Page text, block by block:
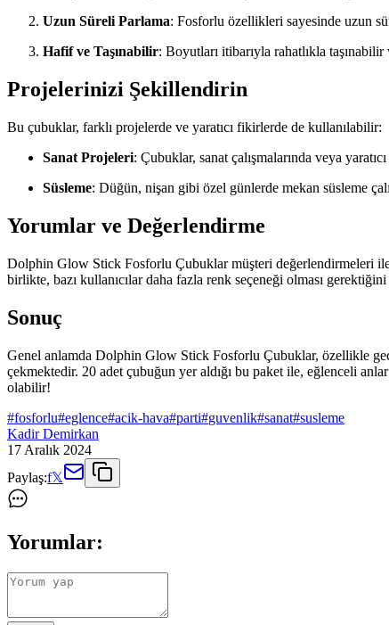
Uzun Süreli Parlama: Fosforlu özellikleri sayesinde uzun
Hafif ve Taşınabilir: Boyutları itibarıyla rahatlıkla
Projelerinizi Şekillendirin
Bu çubuklar, farklı projelerde ve yaratıcı fikirlerde de kullanılabilir:
Sanat Projeleri: Çubuklar, sanat çalışmalarında veya
Süsleme: Düğün, nişan gibi özel günlerde mekan süsleme
Yorumlar ve Değerlendirme
Dolphin Glow Stick Fosforlu Çubuklar müşteri değerlendirmeleri ile
birlikte, bazı kullanıcılar daha fazla renk seçeneği olması
Sonuç
Genel anlamda Dolphin Glow Stick Fosforlu Çubuklar, özellikle
çekmektedir. 20 adet çubuğun yer aldığı bu paket ile, eğlenceli
olabilir!
#fosforlu#eglence#acik-hava#parti#guvenlik#sanat#susleme
Kadir Demirkan
17 Aralık 2024
Paylaş:f𝕏
Yorumlar: